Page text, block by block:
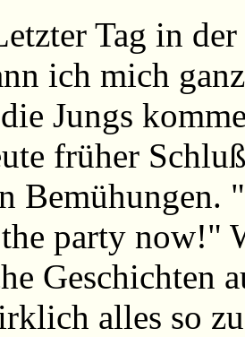
Tag in
ich mich
Jungs
früher
Bemühungen.
party now!"
Geschichten
alles so